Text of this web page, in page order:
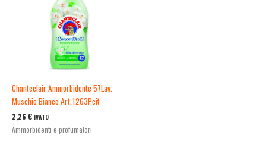
Chanteclair Ammorbidente 57Lav.
Muschio Bianco Art.1263Pcit
2,26 € IVATO
Ammorbidenti e profumatori